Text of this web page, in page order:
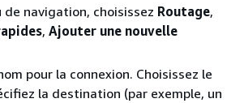
de navigation, choisissez Routage,
, Ajouter une nouvelle
pour la connexion. Choisissez le
la destination (par exemple, un